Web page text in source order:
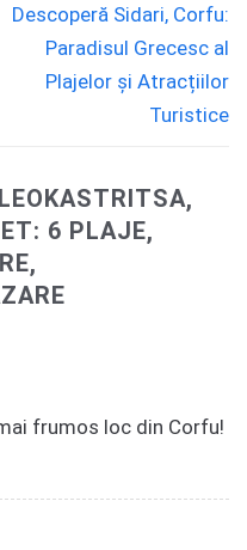
Descoperă Sidari, Corfu:
Paradisul Grecesc al
Plajelor și Atracțiilor
Turistice
6 PLAJE,
frumos loc din Corfu!